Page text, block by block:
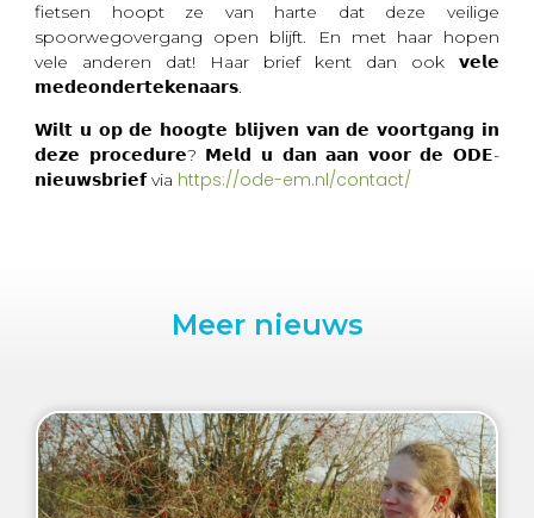
fietsen hoopt ze van harte dat deze veilige
spoorwegovergang open blijft. En met haar hopen
vele anderen dat! Haar brief kent dan ook 𝘃𝗲𝗹𝗲
𝗺𝗲𝗱𝗲𝗼𝗻𝗱𝗲𝗿𝘁𝗲𝗸𝗲𝗻𝗮𝗮𝗿𝘀.
𝗪𝗶𝗹𝘁 𝘂 𝗼𝗽 𝗱𝗲 𝗵𝗼𝗼𝗴𝘁𝗲 𝗯𝗹𝗶𝗷𝘃𝗲𝗻 𝘃𝗮𝗻 𝗱𝗲 𝘃𝗼𝗼𝗿𝘁𝗴𝗮𝗻𝗴 𝗶𝗻
𝗱𝗲𝘇𝗲 𝗽𝗿𝗼𝗰𝗲𝗱𝘂𝗿𝗲? 𝗠𝗲𝗹𝗱 𝘂 𝗱𝗮𝗻 𝗮𝗮𝗻 𝘃𝗼𝗼𝗿 𝗱𝗲 𝗢𝗗𝗘-
𝗻𝗶𝗲𝘂𝘄𝘀𝗯𝗿𝗶𝗲𝗳 via https://ode-em.nl/contact/
Meer nieuws